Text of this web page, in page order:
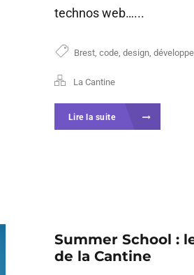
technos web…...
Brest, code, design,
La Cantine
Lire la suite
Summer School :
de la Cantine